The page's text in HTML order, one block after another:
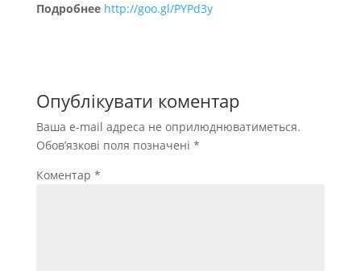
Подробнее http://goo.gl/PYPd3y
Опублікувати коментар
Ваша e-mail адреса не оприлюднюватиметься.
Обов’язкові поля позначені *
Коментар *